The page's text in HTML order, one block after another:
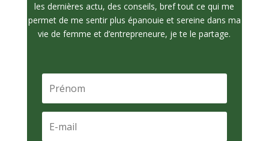
les dernières actu, des conseils, bref tout ce qui me
permet de me sentir plus épanouie et sereine dans ma
vie de femme et d’entrepreneure, je te le partage.